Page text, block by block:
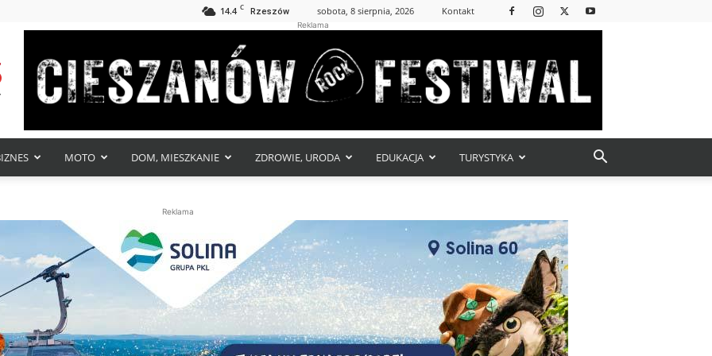
14.4 C Rzeszów sobota, 8 sierpnia, 2026 Kontakt
Reklama
MOTO DOM, MIESZKANIE ZDROWIE, URODA EDUKACJA TURYSTYKA
Reklama